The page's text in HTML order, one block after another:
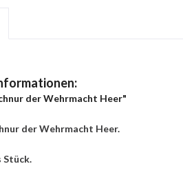
der Wehrmacht Heer"
der Wehrmacht Heer.
Stück.